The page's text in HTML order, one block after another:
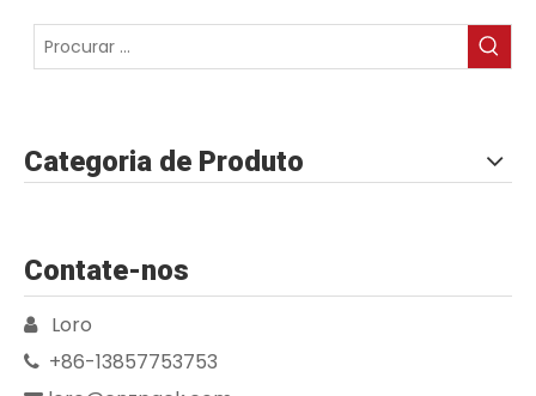
Categoria de Produto
Contate-nos
 Loro
 +86-13857753753